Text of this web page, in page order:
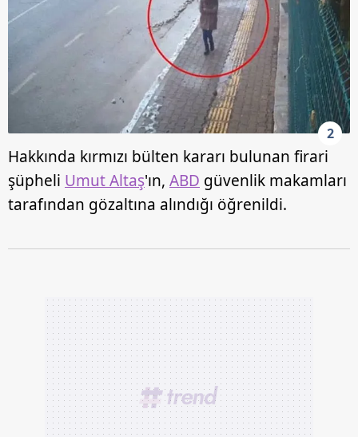
2
Hakkında kırmızı bülten kararı bulunan firari
şüpheli Umut Altaş'ın, ABD güvenlik makamları
tarafından gözaltına alındığı öğrenildi.